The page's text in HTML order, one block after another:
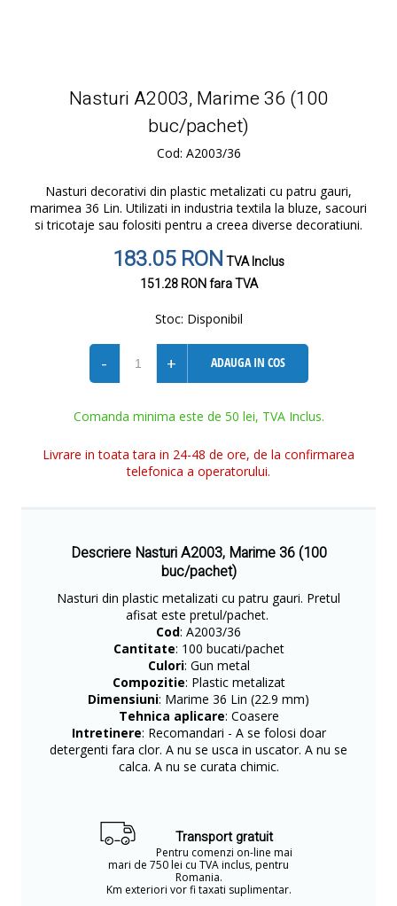
Nasturi A2003, Marime 36 (100
buc/pachet)
Cod: A2003/36
Nasturi decorativi din plastic metalizati cu patru gauri,
marimea 36 Lin. Utilizati in industria textila la bluze, sacouri
si tricotaje sau folositi pentru a creea diverse decoratiuni.
183.05 RONTVA Inclus
151.28 RONfara TVA
Stoc: Disponibil
- + ADAUGA IN COS
Comanda minima este de 50 lei, TVA Inclus.
Livrare in toata tara in 24-48 de ore, de la confirmarea
telefonica a operatorului.
Descriere Nasturi A2003, Marime 36 (100
buc/pachet)
Nasturi din plastic metalizati cu patru gauri. Pretul
afisat este pretul/pachet.
Cod: A2003/36
Cantitate: 100 bucati/pachet
Culori: Gun metal
Compozitie: Plastic metalizat
Dimensiuni: Marime 36 Lin (22.9 mm)
Tehnica aplicare: Coasere
Intretinere: Recomandari - A se folosi doar
detergenti fara clor. A nu se usca in uscator. A nu se
calca. A nu se curata chimic.
Transport gratuit
Pentru comenzi on-line mai
mari de 750 lei cu TVA inclus, pentru
Romania.
Km exteriori vor fi taxati suplimentar.